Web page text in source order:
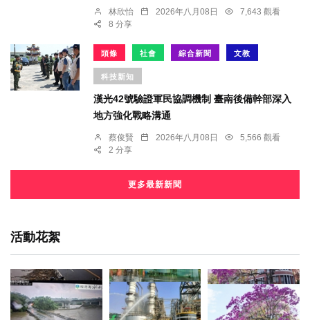
林欣怡 2026年八月08日
7,643 觀看
8 分享
頭條 社會 綜合新聞 文教
科技新知
漢光42號驗證軍民協調機制 臺南後備幹部深入
地方強化戰略溝通
蔡俊賢 2026年八月08日
5,566 觀看
2 分享
更多最新新聞
活動花絮